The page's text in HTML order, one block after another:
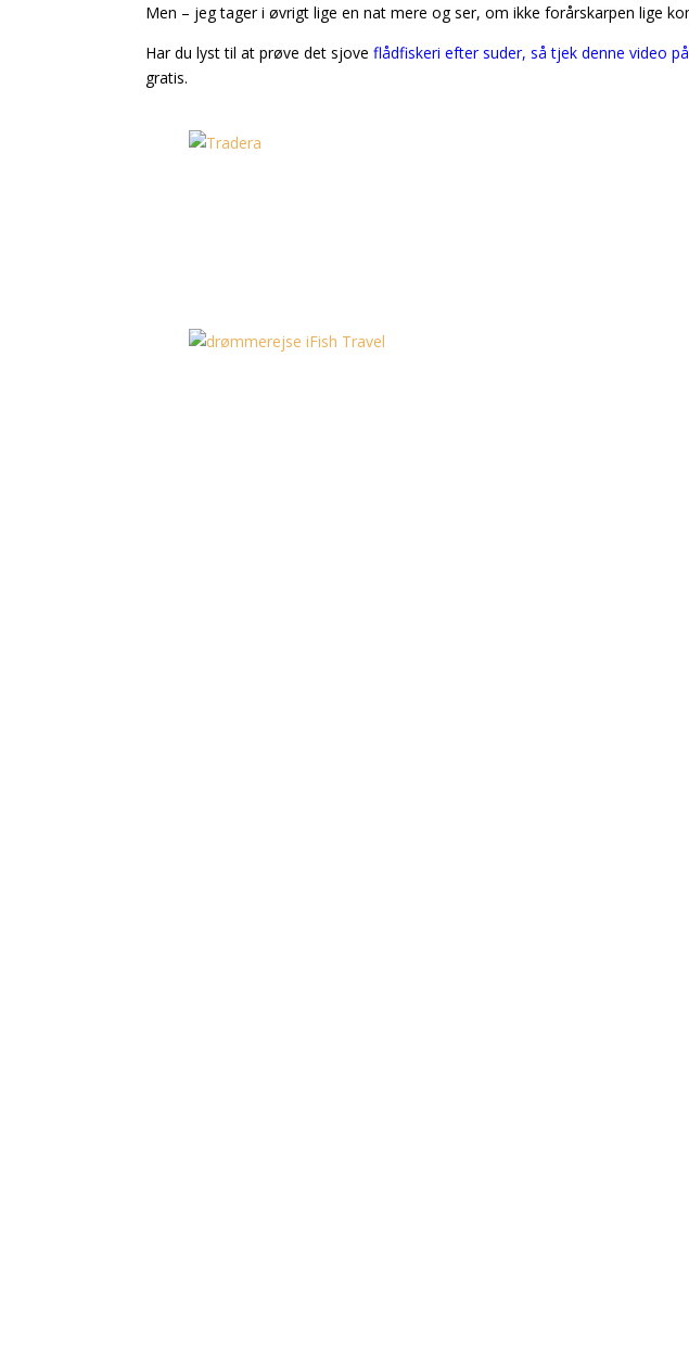
Men – jeg tager i øvrigt lige en nat mere og ser, om ikke forårskarpen lige
Har du lyst til at prøve det sjoveflådfiskeri efter suder, så tjek denne video
gratis.